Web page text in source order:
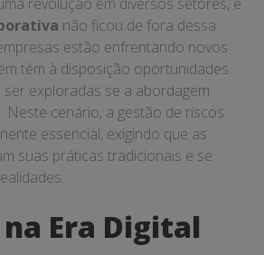
não ficou de fora dessa
estão enfrentando novos
têm à disposição oportunidades
exploradas se a abordagem
cenário, a gestão de riscos
essencial, exigindo que as
suas práticas tradicionais e se
Era Digital